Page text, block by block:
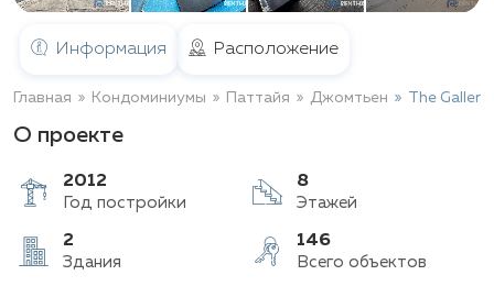
Информация Расположение
Главная Кондоминиумы Паттайя Джомтьен The
О проекте
2012 8